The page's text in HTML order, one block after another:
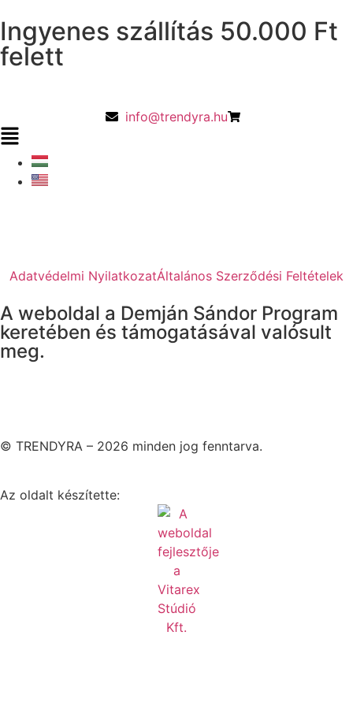
Ingyenes szállítás 50.000 Ft
felett
info@trendyra.hu
Adatvédelmi NyilatkozatÁltalános Szerződési Feltételek
A weboldal a Demján Sándor Program
keretében és támogatásával valósult
meg.
© TRENDYRA – 2026 minden jog fenntarva.
Az oldalt készítette: